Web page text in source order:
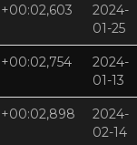
+00:02,603
2024-
01-25
+00:02,754
2024-
01-13
+00:02,898
2024-
02-14